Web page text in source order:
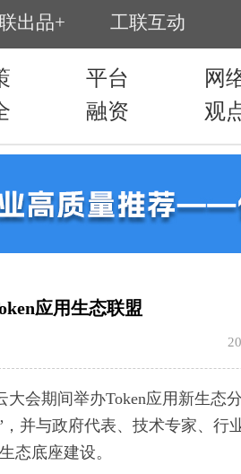
应用生态联盟
大会期间举办Token应用新生态
并与政府代表、技术专家、行
态底座建设。